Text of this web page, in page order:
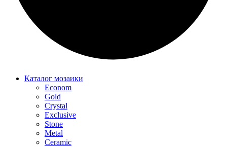
Каталог мозаики
Econom
Gold
Crystal
Exclusive
Stone
Metal
Ceramic